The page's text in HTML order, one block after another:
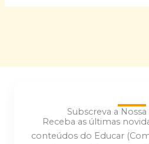
Subscreva a
Receba as últimas
conteúdos do Educar